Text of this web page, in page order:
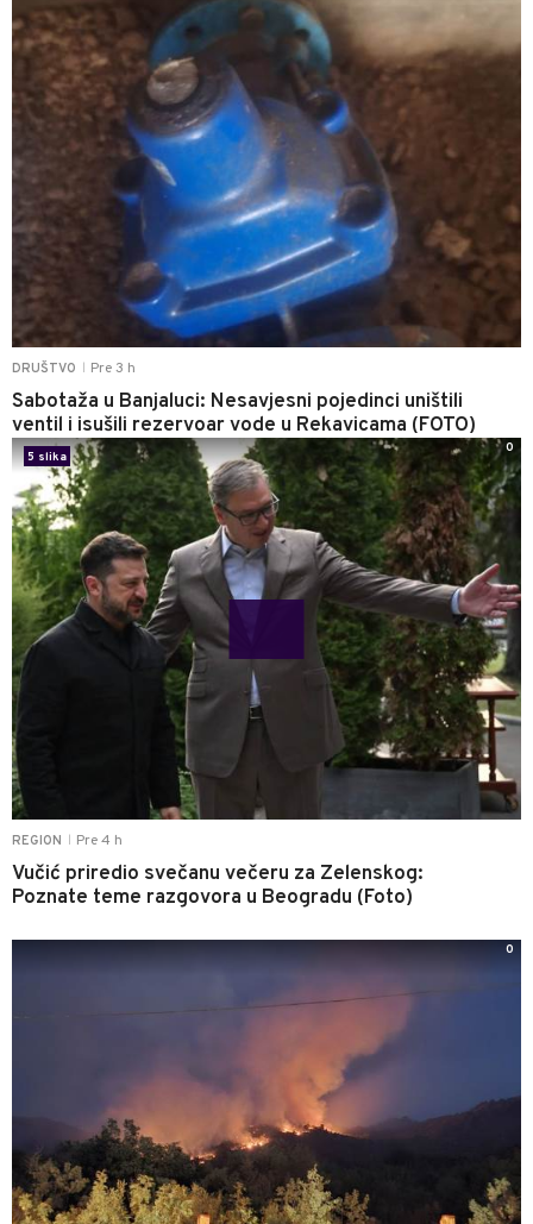
DRUŠTVO Pre 3 h
Sabotaža u Banjaluci: Nesavjesni pojedinci uništili
ventil i isušili rezervoar vode u Rekavicama (FOTO)
REGION Pre 4 h
Vučić priredio svečanu večeru za Zelenskog:
Poznate teme razgovora u Beogradu (Foto)
5 slika
0
0